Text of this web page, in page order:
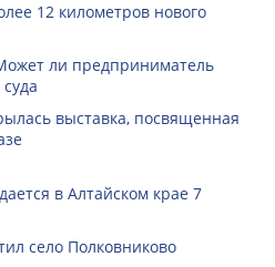
12 километров нового
ли предприниматель
выставка, посвященная
в Алтайском крае 7
село Полковниково